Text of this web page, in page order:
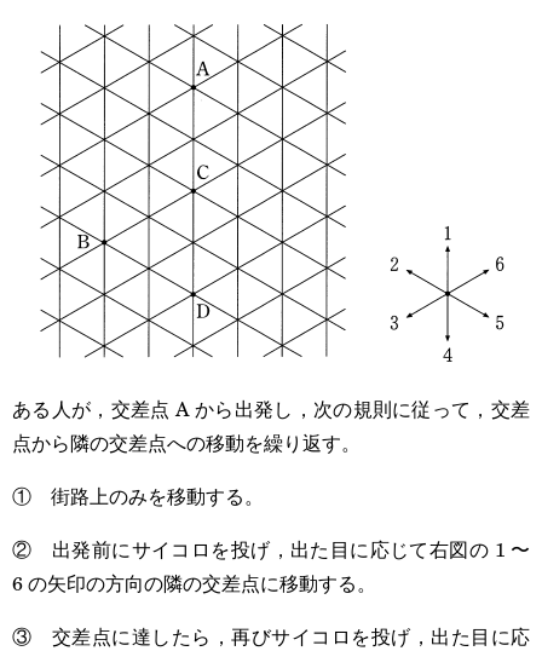
ある人が，交差点 A から出発し，次の規則に従って，交差
点から隣の交差点への移動を繰り返す。
① 街路上のみを移動する。
② 出発前にサイコロを投げ，出た目に応じて右図の 1 〜
6 の矢印の方向の隣の交差点に移動する。
③ 交差点に達したら，再びサイコロを投げ，出た目に応